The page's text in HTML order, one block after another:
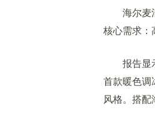
海尔麦浪
核心需求：
报告显示
首款暖色调
风格。搭配